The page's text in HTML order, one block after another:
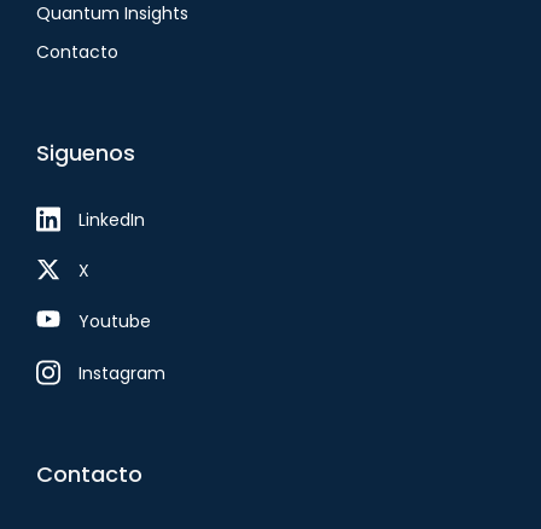
Quantum Insights
Contacto
Siguenos
LinkedIn
X
Youtube
Instagram
Contacto